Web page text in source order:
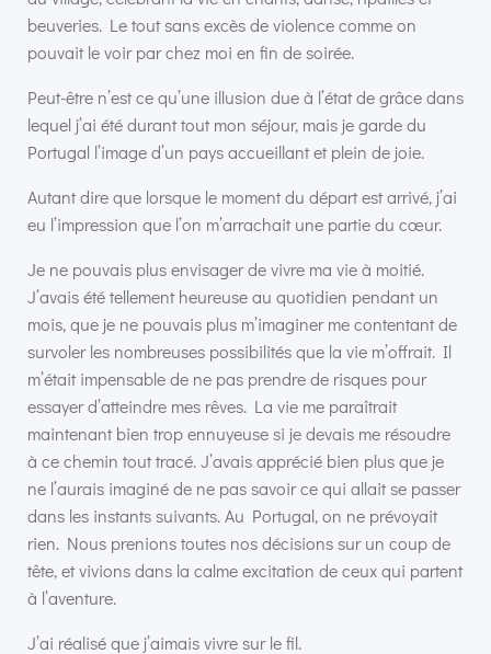
beuveries. Le tout sans excès de violence comme on
pouvait le voir par chez moi en fin de soirée.
Peut-être n’est ce qu’une illusion due à l’état de grâce dans
lequel j’ai été durant tout mon séjour, mais je garde du
Portugal l’image d’un pays accueillant et plein de joie.
Autant dire que lorsque le moment du départ est arrivé, j’ai
eu l’impression que l’on m’arrachait une partie du cœur.
Je ne pouvais plus envisager de vivre ma vie à moitié.
J’avais été tellement heureuse au quotidien pendant un
mois, que je ne pouvais plus m’imaginer me contentant de
survoler les nombreuses possibilités que la vie m’offrait. Il
m’était impensable de ne pas prendre de risques pour
essayer d’atteindre mes rêves. La vie me paraîtrait
maintenant bien trop ennuyeuse si je devais me résoudre
à ce chemin tout tracé. J’avais apprécié bien plus que je
ne l’aurais imaginé de ne pas savoir ce qui allait se passer
dans les instants suivants. Au Portugal, on ne prévoyait
rien. Nous prenions toutes nos décisions sur un coup de
tête, et vivions dans la calme excitation de ceux qui partent
à l’aventure.
J’ai réalisé que j’aimais vivre sur le fil.